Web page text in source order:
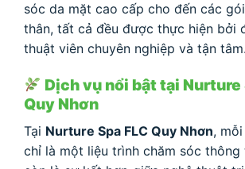
sóc da mặt cao cấp cho đến các
thân, tất cả đều được thực hiện bởi
thuật viên chuyên nghiệp và tận tâm.
Dịch vụ nổi bật tại Nurture
Quy Nhơn
Tại Nurture Spa FLC Quy Nhơn,
chỉ là một liệu trình chăm sóc thông